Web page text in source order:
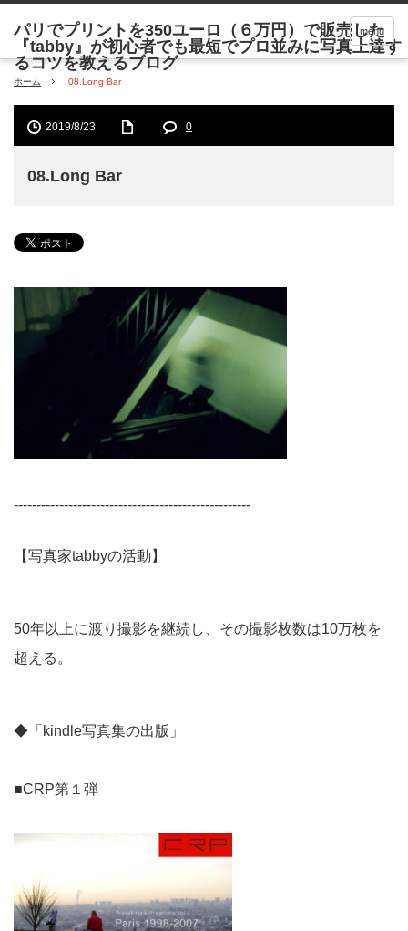
menu
ホーム 08.Long Bar
2019/8/23 0
08.Long Bar
----------------------------------------------------
【写真家tabbyの活動】
50年以上に渡り撮影を継続し、その撮影枚数は10万枚を
超える。
◆「kindle写真集の出版」
■CRP第１弾